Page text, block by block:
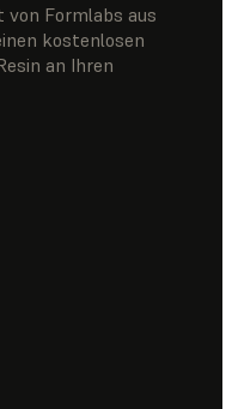
von Formlabs aus
kostenlosen
an Ihren